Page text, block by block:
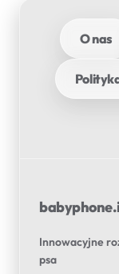
O nas
Innowacyjne
psa